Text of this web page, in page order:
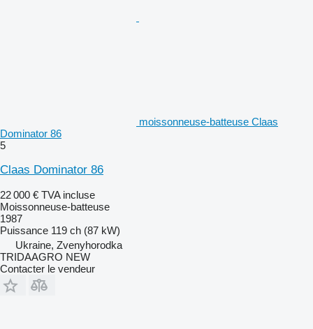
moissonneuse-batteuse Claas
Dominator 86
5
Claas Dominator 86
22 000 € TVA incluse
Moissonneuse-batteuse
1987
Puissance 119 ch (87 kW)
Ukraine, Zvenyhorodka
TRIDAAGRO NEW
Contacter le vendeur